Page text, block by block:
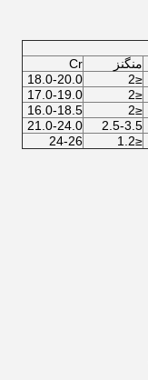
منگنز
Cr
≤2
18.0-20.0
≤2
17.0-19.0
≤2
16.0-18.5
2.5-3.5
21.0-24.0
≤1.2
24-26